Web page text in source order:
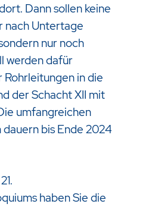
Dann sollen keine
nach Untertage
nur noch
werden dafür
in die
der Schacht XII mit
umfangreichen
bis Ende 2024
haben Sie die